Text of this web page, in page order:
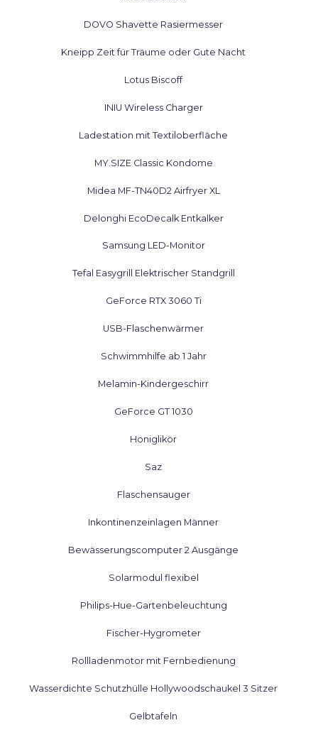
DOVO Shavette Rasiermesser
Kneipp Zeit für Träume oder Gute Nacht
Lotus Biscoff
INIU Wireless Charger
Ladestation mit Textiloberfläche
MY.SIZE Classic Kondome
Midea MF-TN40D2 Airfryer XL
Delonghi EcoDecalk Entkalker
Samsung LED-Monitor
Tefal Easygrill Elektrischer Standgrill
GeForce RTX 3060 Ti
USB-Flaschenwärmer
Schwimmhilfe ab 1 Jahr
Melamin-Kindergeschirr
GeForce GT 1030
Honiglikör
Saz
Flaschensauger
Inkontinenzeinlagen Männer
Bewässerungscomputer 2 Ausgänge
Solarmodul flexibel
Philips-Hue-Gartenbeleuchtung
Fischer-Hygrometer
Rollladenmotor mit Fernbedienung
Wasserdichte Schutzhülle Hollywoodschaukel 3 Sitzer
Gelbtafeln